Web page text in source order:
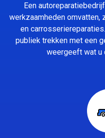
Een
werkzaamheden omvatten,
en
publiek trekken met een
weergeeft wat u